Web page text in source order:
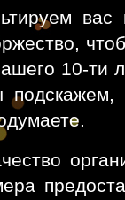
10-ти